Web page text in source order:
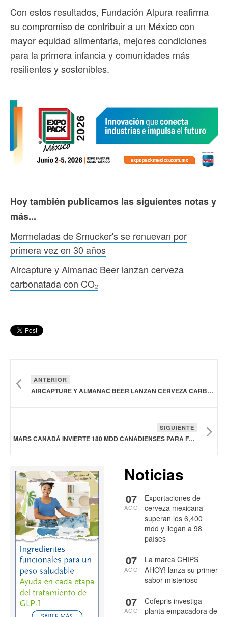
Con estos resultados, Fundación Alpura reafirma
su compromiso de contribuir a un México con
mayor equidad alimentaria, mejores condiciones
para la primera infancia y comunidades más
resilientes y sostenibles.
Hoy también publicamos las siguientes notas y
más...
Mermeladas de Smucker's se renuevan por
primera vez en 30 años
Aircapture y Almanac Beer lanzan cerveza
carbonatada con CO₂
ANTERIOR
AIRCAPTURE Y ALMANAC BEER LANZAN CERVEZA CARBONATADA CON CO₂
SIGUIENTE
MARS CANADÁ INVIERTE 180 MDD CANADIENSES PARA FORTALECER SU PRODUCCIÓN
Noticias
Exportaciones de
cerveza mexicana
superan los 6,400
mdd y llegan a 98
países
07
AGO
La marca CHIPS
AHOY! lanza su primer
sabor misterioso
07
AGO
Cofepris investiga
planta empacadora de
07
AGO